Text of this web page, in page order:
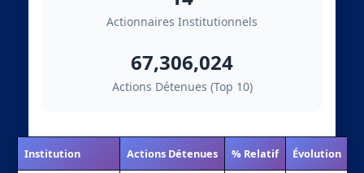
Actionnaires Institutionnels
67,306,024
Actions Détenues (Top 10)
Institution Actions Détenues % Relatif Évolution